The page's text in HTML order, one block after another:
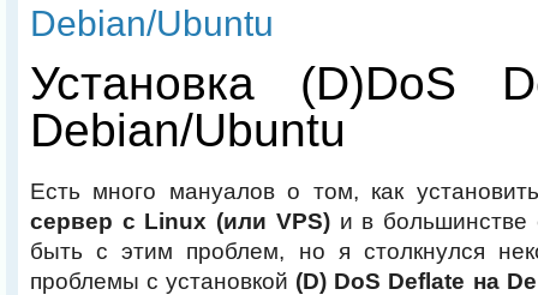
Debian/Ubuntu
Установка (D)DoS
Debian/Ubuntu
Есть много мануалов о том, как
сервер с Linux (или VPS)и в большинстве
быть с этим проблем, но я столкнулся
проблемы с установкой (D) DoS Deflate на